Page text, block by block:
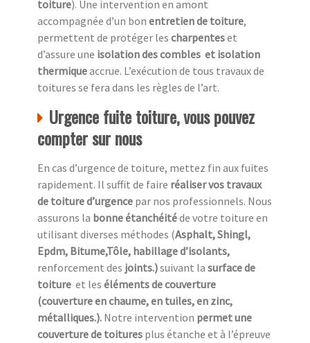
toiture). Une intervention en amont
accompagnée d’un bon entretien de toiture,
permettent de protéger les charpenteset
d’assure une isolation des combles et isolation
thermiqueaccrue. L’exécution de tous travaux de
toitures se fera dans les règles de l’art.
Urgence fuite toiture, vous pouvez
compter sur nous
En cas d’urgence de toiture, mettez fin aux fuites
rapidement. Il suffit de faire réaliser vos travaux
de toiture d’urgence par nos professionnels. Nous
assurons la bonne étanchéitéde votre toiture en
utilisant diverses méthodes (Asphalt, Shingl,
Epdm, Bitume,Tôle, habillage d’isolants,
renforcement des joints.)suivant la surface de
toiture et les éléments de couverture
(couverture en chaume, en tuiles, en zinc,
métalliques.). Notre intervention permet une
couverture de toitures plus étanche et à l’épreuve